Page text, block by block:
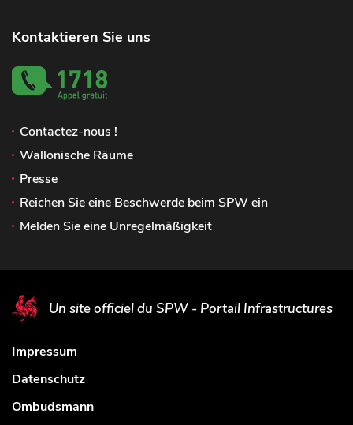
Kontaktieren Sie uns
Contactez-nous !
Wallonische Räume
Presse
Reichen Sie eine Beschwerde beim SPW ein
Melden Sie eine Unregelmäßigkeit
Un site officiel du SPW - Portail Infrastructures
Impressum
Datenschutz
Ombudsmann